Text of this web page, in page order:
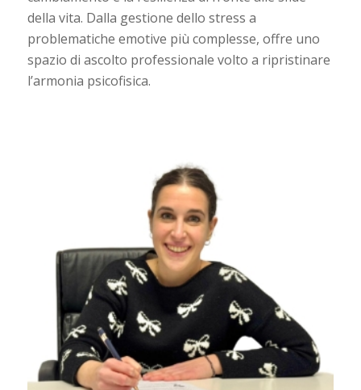
della vita. Dalla gestione dello stress a
problematiche emotive più complesse, offre uno
spazio di ascolto professionale volto a ripristinare
l’armonia psicofisica.